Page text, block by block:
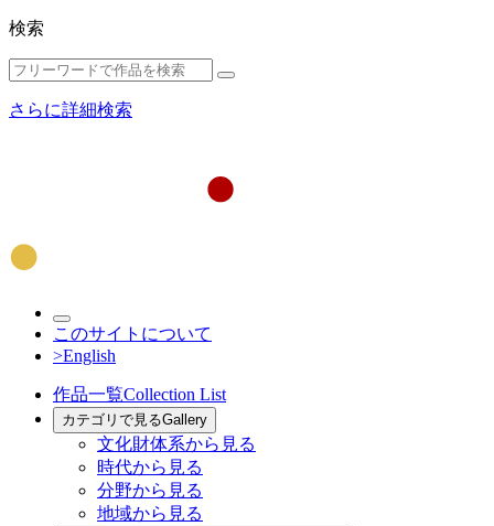
検索
さらに詳細検索
このサイトについて
>English
作品一覧Collection List
カテゴリで見るGallery
文化財体系から見る
時代から見る
分野から見る
地域から見る